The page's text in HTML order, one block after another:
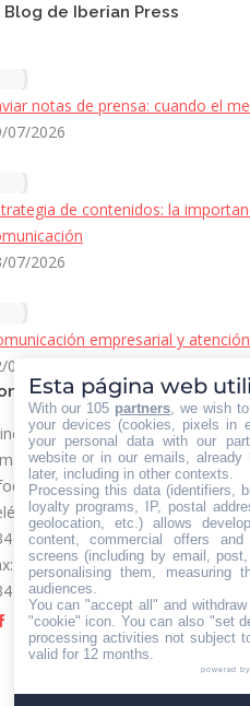
Blog de Iberian Press
notas de prensa: cuando el
07/2026
de contenidos: la
07/2026
empresarial y
06/2026
Iberian Press
vías de contacto:
911863556
911863556
en:
Facebook
page
opens
X
page
opens
YouTube
page
opens
Rss
page
opens
Esta página web
With our 105 partners , we wish
your devices (cookies, pixels in
your personal data with our
website or in our emails,
later, including in other contexts.
Processing this data (identifiers,
loyalty programs, IP, postal
geolocation, etc.) allows
content, commercial offers
screens (including by email,
personalising them, measuring
audiences.
You can "accept all" and
"cookie" icon . You can also "set
processing activities not subject
valid for 12 months.
powered